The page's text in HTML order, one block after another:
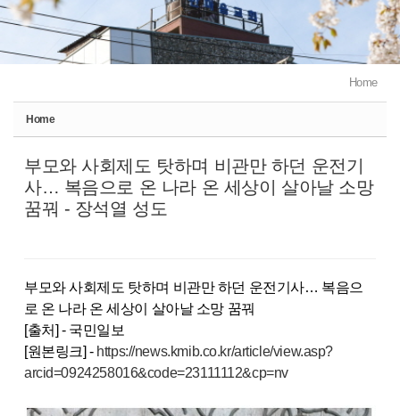
Home
Home
부모와 사회제도 탓하며 비관만 하던 운전기
사… 복음으로 온 나라 온 세상이 살아날 소망
꿈꿔 - 장석열 성도
부모와 사회제도 탓하며 비관만 하던 운전기사… 복음으
로 온 나라 온 세상이 살아날 소망 꿈꿔
[출처] - 국민일보
[원본링크] - https://news.kmib.co.kr/article/view.asp?
arcid=0924258016&code=23111112&cp=nv